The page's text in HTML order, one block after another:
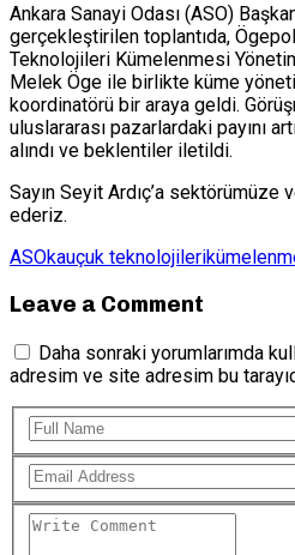
Ankara Sanayi Odası (ASO)
gerçekleştirilen toplantıda,
Teknolojileri Kümelenmesi
Melek Öge ile birlikte küme
koordinatörü bir araya geldi.
uluslararası pazarlardaki payını
alındı ve beklentiler iletildi.
Sayın Seyit Ardıç’a
ederiz.
ASOkauçuk teknolojileri
Leave a Comment
Daha sonraki yorumlarımda
adresim ve site adresim bu